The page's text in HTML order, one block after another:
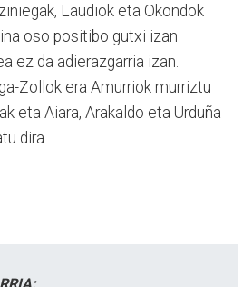
Laudiok eta Okondok
oso positibo gutxi izan
ez da adierazgarria izan.
Zollok era Amurriok murriztu
eta Aiara, Arakaldo eta Urduña
dira.